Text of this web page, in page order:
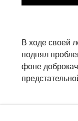
В ходе своей
поднял
фоне